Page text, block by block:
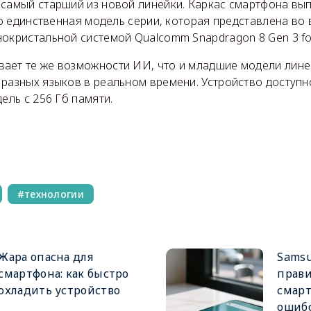
старший из новой линейки. Каркас смартфона
единственная модель серии, которая представлена во
системой Qualcomm Snapdragon 8 Gen 3
те же возможности ИИ, что и младшие модели
языков в реальном времени. Устройство
с 256 Гб памяти.
технологии
опасна для
как быстро
устройство